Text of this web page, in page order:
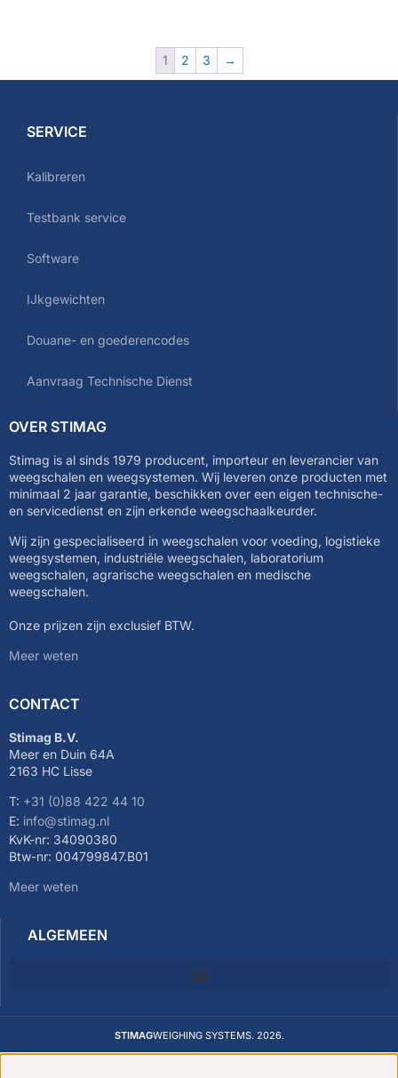
1 2 3 →
SERVICE
Kalibreren
Testbank service
Software
IJkgewichten
Douane- en goederencodes
Aanvraag Technische Dienst
OVER STIMAG
Stimag is al sinds 1979 producent, importeur en leverancier van
weegschalen en weegsystemen. Wij leveren onze producten met
minimaal 2 jaar garantie, beschikken over een eigen technische-
en servicedienst en zijn erkende weegschaalkeurder.
Wij zijn gespecialiseerd in weegschalen voor voeding, logistieke
weegsystemen, industriële weegschalen, laboratorium
weegschalen, agrarische weegschalen en medische
weegschalen.
Onze prijzen zijn exclusief BTW.
Meer weten
CONTACT
Stimag B.V.
Meer en Duin 64A
2163 HC Lisse
T: +31 (0)88 422 44 10
E: info@stimag.nl
KvK-nr: 34090380
Btw-nr: 004799847.B01
Meer weten
ALGEMEEN
STIMAGWEIGHING SYSTEMS. 2026.